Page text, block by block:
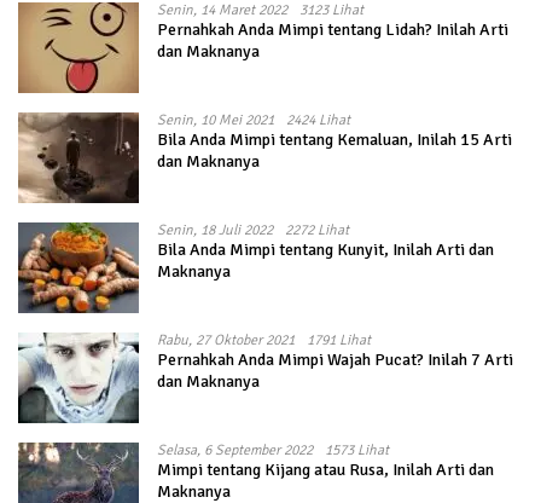
Senin, 14 Maret 2022 3123 Lihat
Pernahkah Anda Mimpi tentang Lidah? Inilah Arti
dan Maknanya
Senin, 10 Mei 2021 2424 Lihat
Bila Anda Mimpi tentang Kemaluan, Inilah 15 Arti
dan Maknanya
Senin, 18 Juli 2022 2272 Lihat
Bila Anda Mimpi tentang Kunyit, Inilah Arti dan
Maknanya
Rabu, 27 Oktober 2021 1791 Lihat
Pernahkah Anda Mimpi Wajah Pucat? Inilah 7 Arti
dan Maknanya
Selasa, 6 September 2022 1573 Lihat
Mimpi tentang Kijang atau Rusa, Inilah Arti dan
Maknanya